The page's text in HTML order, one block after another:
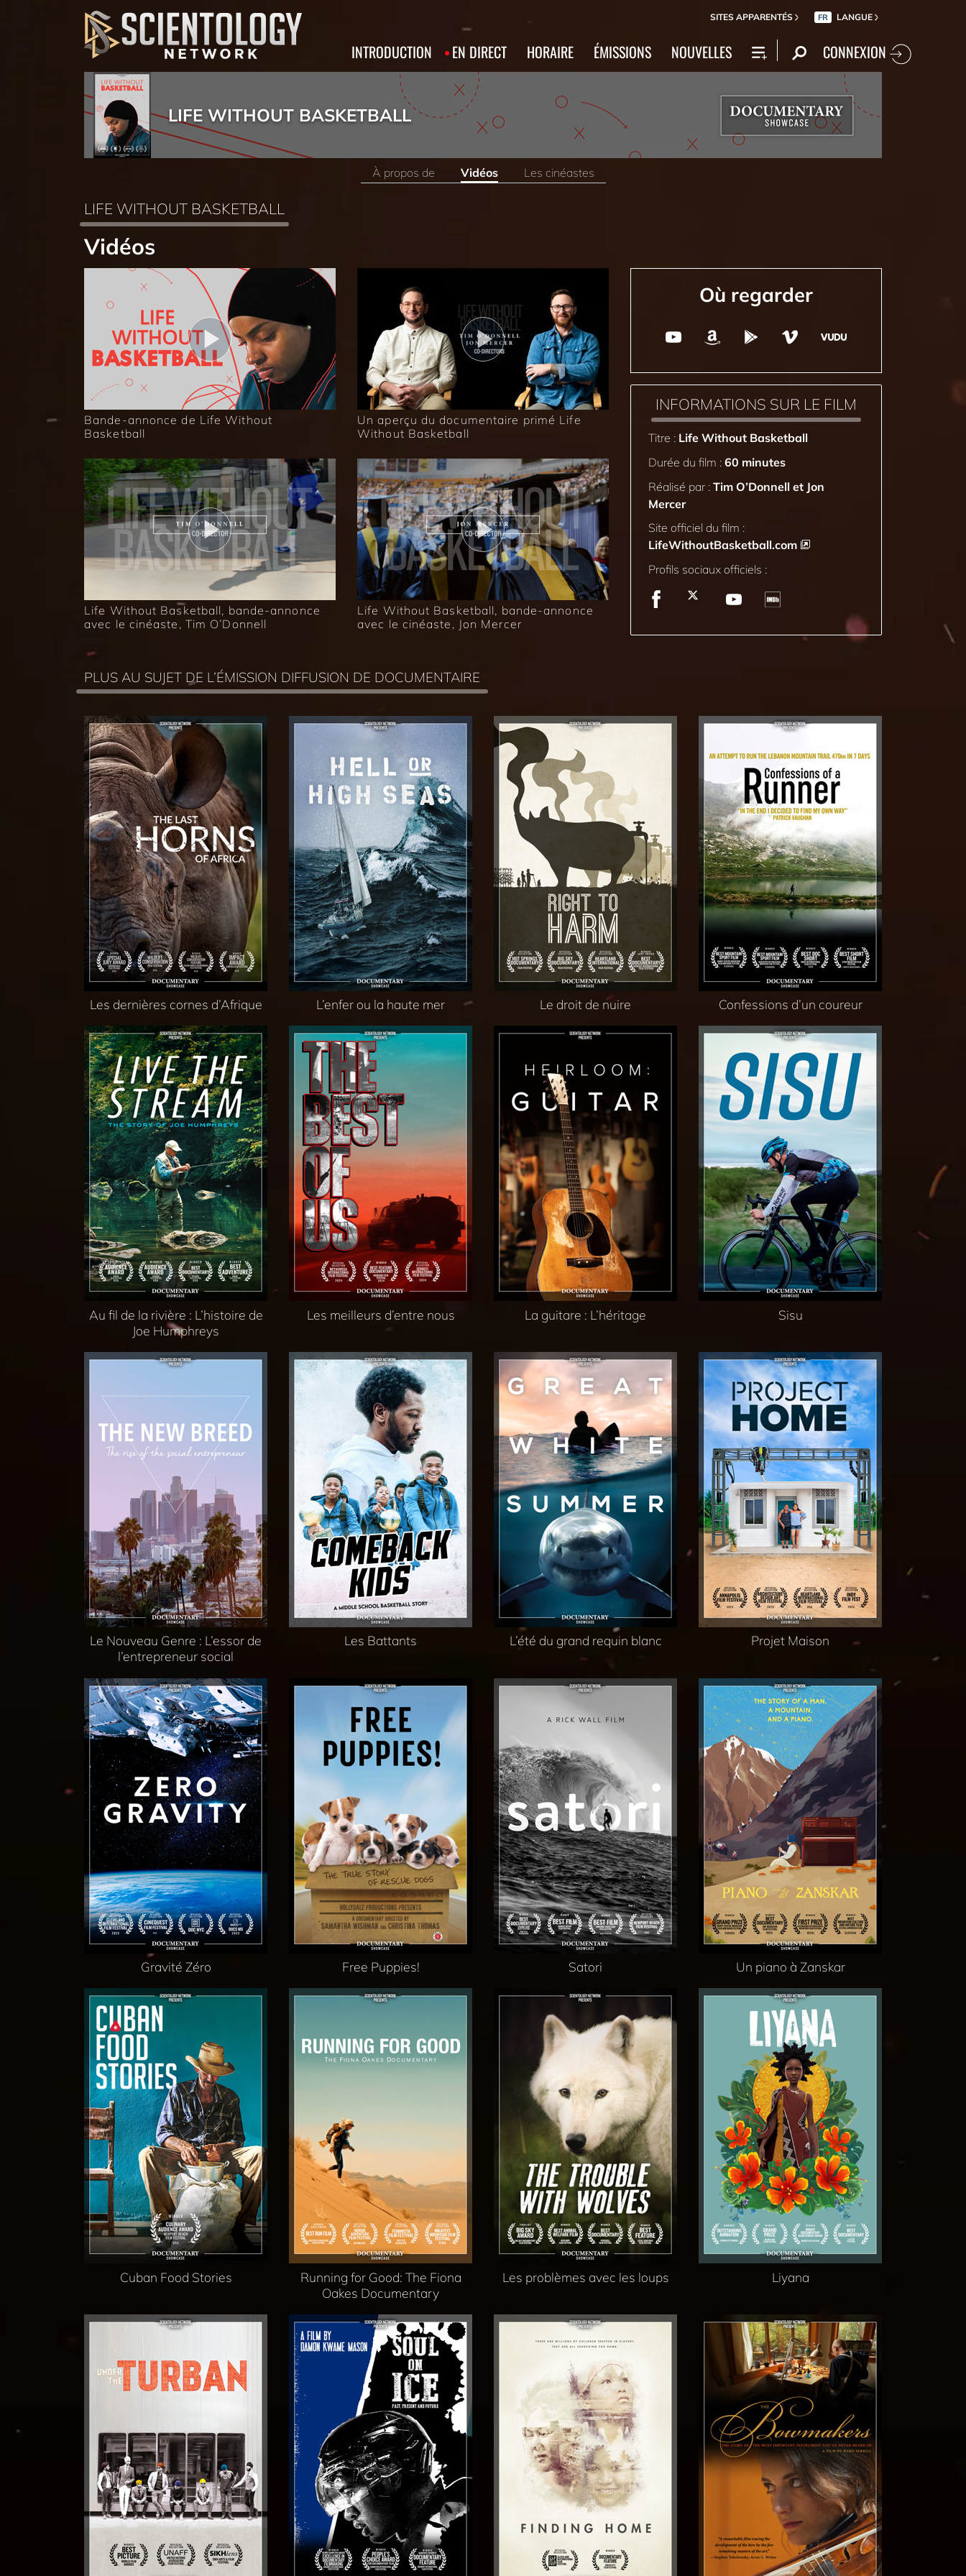
SITES APPARENTÉS FR LANGUE
INTRODUCTION EN DIRECT HORAIRE ÉMISSIONS NOUVELLES CONNEXION
LIFE WITHOUT BASKETBALL
À propos de Vidéos Les cinéastes
LIFE WITHOUT BASKETBALL
Vidéos
Bande-annonce de Life Without
Basketball
Un aperçu du documentaire primé Life
Without Basketball
Life Without Basketball, bande-annonce
avec le cinéaste, Tim O’Donnell
Life Without Basketball, bande-annonce
avec le cinéaste, Jon Mercer
Où regarder
INFORMATIONS SUR LE FILM
Titre : Life Without Basketball
Durée du film : 60 minutes
Réalisé par : Tim O’Donnell et Jon
Mercer
Site officiel du film :
LifeWithoutBasketball.com
Profils sociaux officiels :
PLUS AU SUJET DE L’ÉMISSION DIFFUSION DE DOCUMENTAIRE
Les dernières cornes d’Afrique L’enfer ou la haute mer Le droit de nuire Confessions d’un coureur
Au fil de la rivière : L’histoire de
Joe Humphreys
Les meilleurs d’entre nous La guitare : L’héritage Sisu
Le Nouveau Genre : L’essor de
l’entrepreneur social
Les Battants L’été du grand requin blanc Projet Maison
Gravité Zéro Free Puppies! Satori Un piano à Zanskar
Cuban Food Stories
Running for Good: The Fiona
Oakes Documentary
Les problèmes avec les loups Liyana